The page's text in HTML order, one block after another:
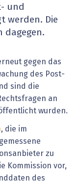
und
werden. Die
dagegen.
gegen das
des Post-
sind die
an
wurden.
, die im
zu
Kommission vor,
des